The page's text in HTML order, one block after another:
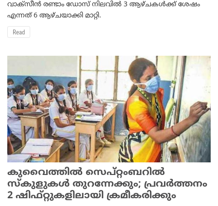
വാക്‌സീന്‍ രണ്ടാം ഡോസ് നിലവില്‍ 3 ആഴ്ചകള്‍ക്ക് ശേഷം
എന്നത് 6 ആഴ്ചയാക്കി മാറ്റി.
Read
കുവൈത്തില്‍ സെപ്റ്റംബറില്‍
സ്‌കുളുകള്‍ തുറന്നേക്കും; പ്രവര്‍ത്തനം
2 ഷിഫ്റ്റുകളിലായി ക്രമീകരിക്കും